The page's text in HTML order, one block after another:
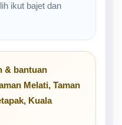
ikut bajet dan
& bantuan
Melati, Taman
Kuala